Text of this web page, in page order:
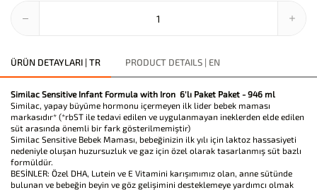
ÜRÜN DETAYLARI | TR PRODUCT DETAILS | EN
Similac Sensitive Infant Formula with Iron 6'lı Paket Paket - 946 ml
Similac, yapay büyüme hormonu içermeyen ilk lider bebek maması
markasıdır* (*rbST ile tedavi edilen ve uygulanmayan ineklerden elde edilen
süt arasında önemli bir fark gösterilmemiştir)
Similac Sensitive Bebek Maması, bebeğinizin ilk yılı için laktoz hassasiyeti
nedeniyle oluşan huzursuzluk ve gaz için özel olarak tasarlanmış süt bazlı
formüldür.
BESİNLER: Özel DHA, Lutein ve E Vitamini karışımımız olan, anne sütünde
bulunan ve bebeğin beyin ve göz gelişimini desteklemeye yardımcı olmak